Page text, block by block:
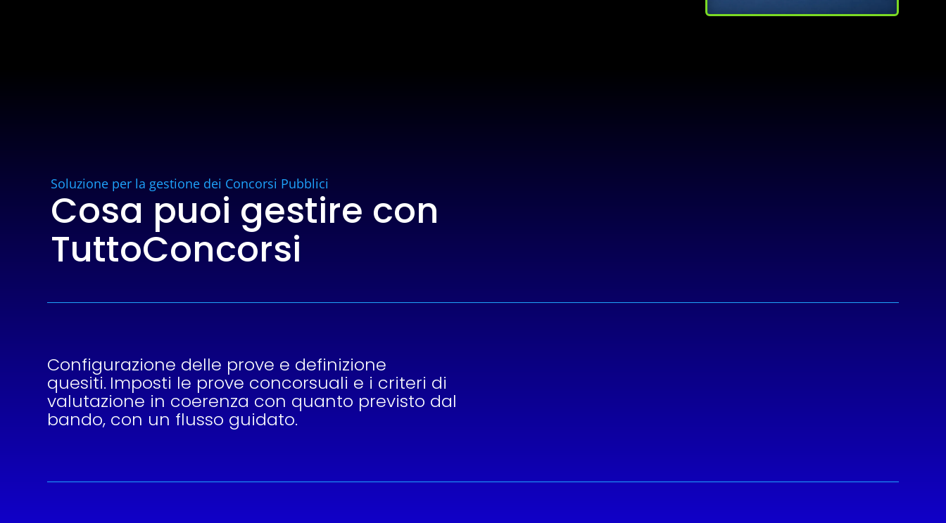
Soluzione per la gestione dei Concorsi Pubblici
Cosa puoi gestire con
TuttoConcorsi
Configurazione delle prove e definizione
quesiti. Imposti le prove concorsuali e i criteri di
valutazione in coerenza con quanto previsto dal
bando, con un flusso guidato.